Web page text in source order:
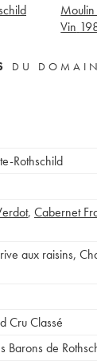
Vin
DU
Rothschild
, Cabernet
aux raisins,
Cru Classé
Barons de